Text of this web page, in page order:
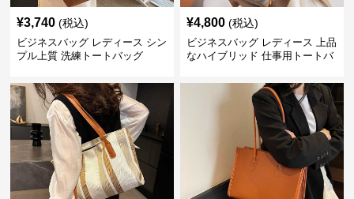
¥3,740 (税込)
ビジネスバッグ レディース シン
プル上質 洗練トートバッグ
¥4,800 (税込)
ビジネスバッグ レディース 上品
なハイブリッド 仕事用トートバ